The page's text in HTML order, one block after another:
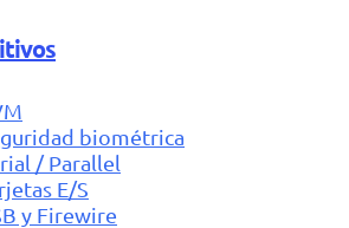
biométrica
/ Parallel
E/S
y Firewire